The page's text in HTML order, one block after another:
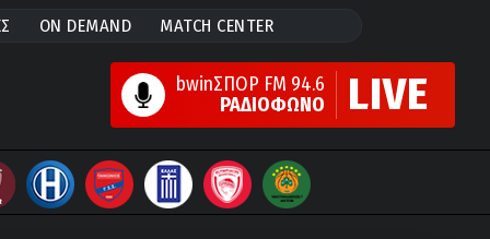
ON DEMAND MATCH CENTER
bwinΣΠΟΡ FM 94.6
ΡΑΔΙΟΦΩΝΟ
LIVE